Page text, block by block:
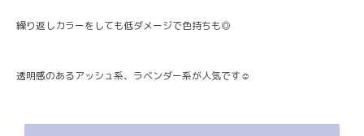
繰り返しカラーをしても低ダメージで色持ちも◎
透明感のあるアッシュ系、ラベンダー系が人気です☺️